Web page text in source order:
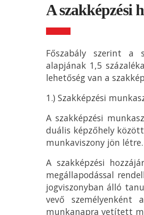
A szakképzési
Főszabály szerint a
alapjának 1,5
lehetőség van a
1.) Szakképzési
A szakképzési
duális képzőhely
munkaviszony jön létre.
A szakképzési
megállapodással
jogviszonyban álló
vevő személyenként
munkanapra vetített